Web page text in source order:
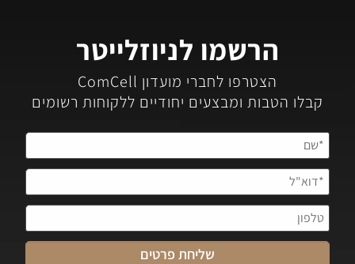
הרשמו לניוזלייטר
הצטרפו לחברי מועדון ComCell
קבלו הטבות ומבצעים יחודיים ללקוחות רשומים